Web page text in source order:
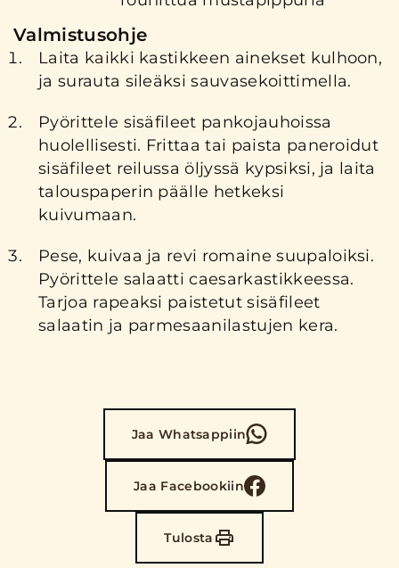
Valmistusohje
Laita kaikki kastikkeen ainekset kulhoon,
ja surauta sileäksi sauvasekoittimella.
Pyörittele sisäfileet pankojauhoissa
huolellisesti. Frittaa tai paista paneroidut
sisäfileet reilussa öljyssä kypsiksi, ja laita
talouspaperin päälle hetkeksi
kuivumaan.
Pese, kuivaa ja revi romaine suupaloiksi.
Pyörittele salaatti caesarkastikkeessa.
Tarjoa rapeaksi paistetut sisäfileet
salaatin ja parmesaanilastujen kera.
Jaa Whatsappiin
Jaa Facebookiin
Tulosta